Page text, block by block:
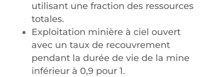
utilisant une fraction des ressources
totales.
Exploitation minière à ciel ouvert
avec un taux de recouvrement
pendant la durée de vie de la mine
inférieur à 0,9 pour 1.